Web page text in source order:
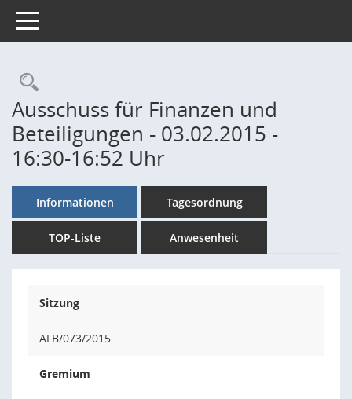
Toggle navigation
Rechercheauswahl
Ausschuss für Finanzen und
Beteiligungen - 03.02.2015 -
16:30-16:52 Uhr
Informationen Tagesordnung
TOP-Liste Anwesenheit
Sitzung
AFB/073/2015
Gremium